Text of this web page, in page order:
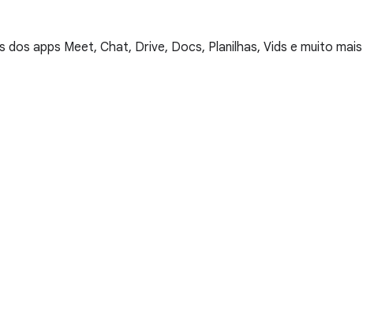
apps Meet, Chat, Drive, Docs, Planilhas, Vids e muito mais